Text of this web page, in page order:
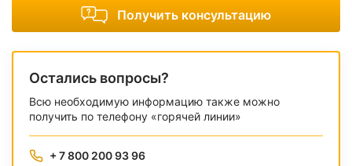
Получить консультацию
Остались вопросы?
Всю необходимую информацию также можно
получить по телефону «горячей линии»
+ 7 800 200 93 96